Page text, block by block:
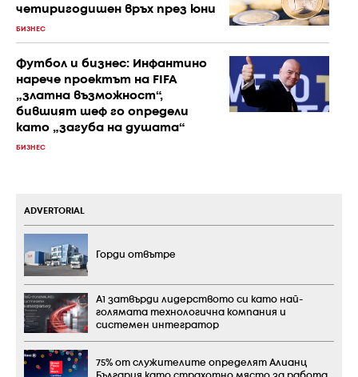
четиригодишен връх през юни
БИЗНЕС
Футбол и бизнес: Инфантино
нарече проектът на FIFA
„златна възможност“,
бившият шеф го определи
като „загуба на душата“
БИЗНЕС
ADVERTORIAL
Горди отвътре
А1 затвърди лидерството си като най-
голямата технологична компания и
системен интегратор
75% от служителите определят Алианц